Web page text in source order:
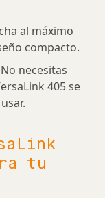
al máximo
compacto.
necesitas
405 se
tu